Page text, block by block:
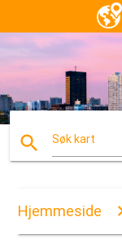
search Søk kart
Hjemmeside